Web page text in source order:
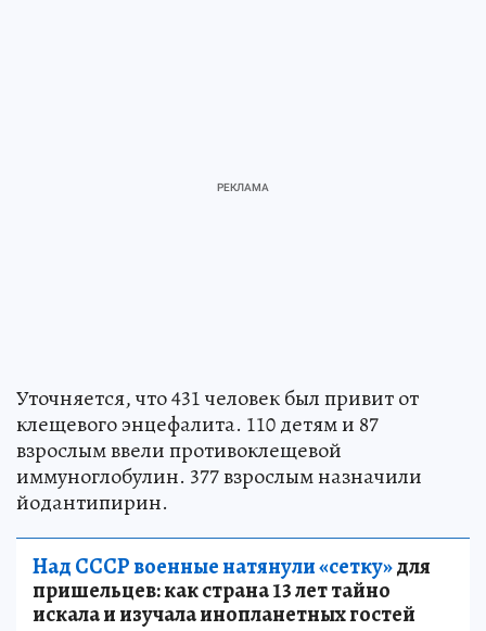
Уточняется, что 431 человек был привит от
клещевого энцефалита. 110 детям и 87
взрослым ввели противоклещевой
иммуноглобулин. 377 взрослым назначили
йодантипирин.
Над СССР военные натянули «сетку»для
пришельцев: как страна 13 лет тайно
искала и изучала инопланетных гостей